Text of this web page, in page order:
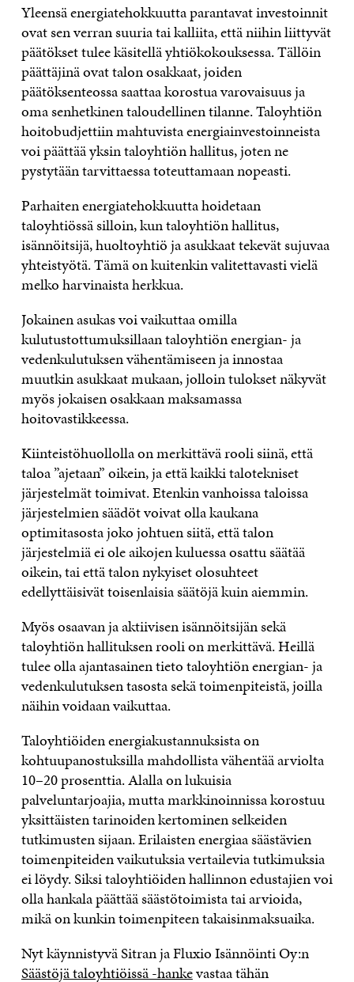
Yleensä energiatehokkuutta parantavat investoinnit
ovat sen verran suuria tai kalliita, että niihin liittyvät
päätökset tulee käsitellä yhtiökokouksessa. Tällöin
päättäjinä ovat talon osakkaat, joiden
päätöksenteossa saattaa korostua varovaisuus ja
oma senhetkinen taloudellinen tilanne. Taloyhtiön
hoitobudjettiin mahtuvista energiainvestoinneista
voi päättää yksin taloyhtiön hallitus, joten ne
pystytään tarvittaessa toteuttamaan nopeasti.
Parhaiten energiatehokkuutta hoidetaan
taloyhtiössä silloin, kun taloyhtiön hallitus,
isännöitsijä, huoltoyhtiö ja asukkaat tekevät sujuvaa
yhteistyötä. Tämä on kuitenkin valitettavasti vielä
melko harvinaista herkkua.
Jokainen asukas voi vaikuttaa omilla
kulutustottumuksillaan taloyhtiön energian- ja
vedenkulutuksen vähentämiseen ja innostaa
muutkin asukkaat mukaan, jolloin tulokset näkyvät
myös jokaisen osakkaan maksamassa
hoitovastikkeessa.
Kiinteistöhuollolla on merkittävä rooli siinä, että
taloa ”ajetaan” oikein, ja että kaikki talotekniset
järjestelmät toimivat. Etenkin vanhoissa taloissa
järjestelmien säädöt voivat olla kaukana
optimitasosta joko johtuen siitä, että talon
järjestelmiä ei ole aikojen kuluessa osattu säätää
oikein, tai että talon nykyiset olosuhteet
edellyttäisivät toisenlaisia säätöjä kuin aiemmin.
Myös osaavan ja aktiivisen isännöitsijän sekä
taloyhtiön hallituksen rooli on merkittävä. Heillä
tulee olla ajantasainen tieto taloyhtiön energian- ja
vedenkulutuksen tasosta sekä toimenpiteistä, joilla
näihin voidaan vaikuttaa.
Taloyhtiöiden energiakustannuksista on
kohtuupanostuksilla mahdollista vähentää arviolta
10–20 prosenttia. Alalla on lukuisia
palveluntarjoajia, mutta markkinoinnissa korostuu
yksittäisten tarinoiden kertominen selkeiden
tutkimusten sijaan. Erilaisten energiaa säästävien
toimenpiteiden vaikutuksia vertailevia tutkimuksia
ei löydy. Siksi taloyhtiöiden hallinnon edustajien voi
olla hankala päättää säästötoimista tai arvioida,
mikä on kunkin toimenpiteen takaisinmaksuaika.
Nyt käynnistyvä Sitran ja Fluxio Isännöinti Oy:n
Säästöjä taloyhtiöissä -hankevastaa tähän